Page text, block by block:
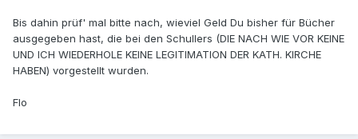
Bis dahin prüf' mal bitte nach, wieviel Geld Du bisher für Bücher
ausgegeben hast, die bei den Schullers (DIE NACH WIE VOR KEINE
UND ICH WIEDERHOLE KEINE LEGITIMATION DER KATH. KIRCHE
HABEN) vorgestellt wurden.
Flo